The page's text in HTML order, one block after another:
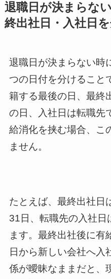
退職日が決まらな
終出社日・入社日
退職日が決まらない時
つの日付を分けること
籍する最後の日、最終
の日、入社日は転職先
給消化を挟む場合、こ
ません。
たとえば、最終出社日
31日、転職先の入社日
ます。最終出社後に有
日から新しい会社へ入
係が曖昧なままだと、